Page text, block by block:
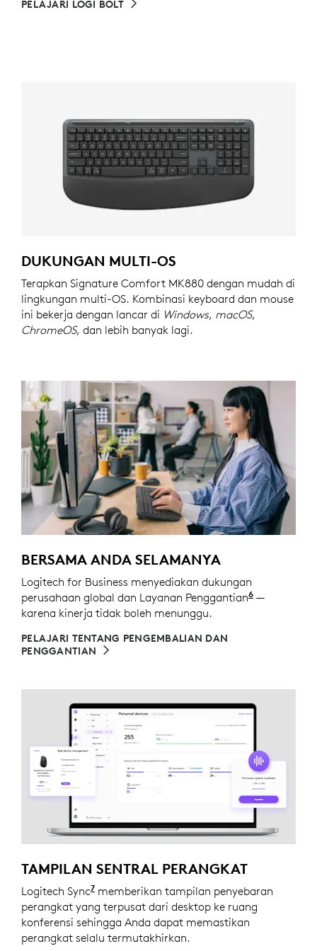
PELAJARI LOGI BOLT
DUKUNGAN MULTI-OS
Terapkan Signature Comfort MK880 dengan mudah di
lingkungan multi-OS. Kombinasi keyboard dan mouse
ini bekerja dengan lancar di Windows, macOS,
ChromeOS, dan lebih banyak lagi.
BERSAMA ANDA SELAMANYA
Logitech for Business menyediakan dukungan
perusahaan global dan Layanan Penggantian6 Lanjutan
—
karena kinerja tidak boleh menunggu.
PELAJARI TENTANG PENGEMBALIAN DAN
PENGGANTIAN
TAMPILAN SENTRAL PERANGKAT
Logitech Sync7 Memerlukan Logi Tune yang diunduh
memberikan tampilan penyebaran
perangkat yang terpusat dari desktop ke ruang
konferensi sehingga Anda dapat memastikan
perangkat selalu termutakhirkan.